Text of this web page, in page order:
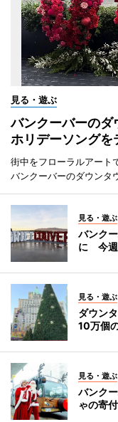
見る・遊ぶ
バンクーバーの
ホリデーソングを
街中をフローラルアート
バンクーバーのダウンタ
見る・遊ぶ
バンク
に 今週
見る・遊ぶ
ダウン
10万個
見る・遊ぶ
バンク
ゃの寄